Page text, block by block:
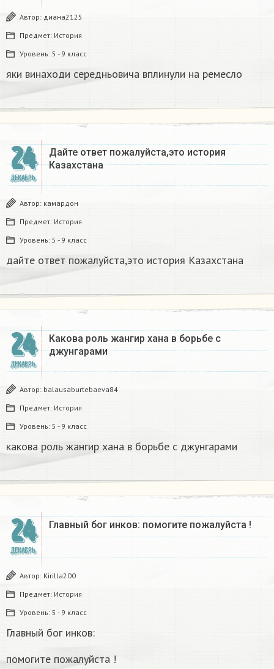
Автор: диана2125
Предмет: История
Уровень: 5 - 9 класс
яки винаходи середньовича вплинули на ремесло
24
ДЕКАБРЬ
Дайте ответ пожалуйста,это история
Казахстана
Автор: камардон
Предмет: История
Уровень: 5 - 9 класс
дайте ответ пожалуйста,это история Казахстана
24
ДЕКАБРЬ
Какова роль жангир хана в борьбе с
джунгарами​
Автор: balausaburtebaeva84
Предмет: История
Уровень: 5 - 9 класс
какова роль жангир хана в борьбе с джунгарами​
24
ДЕКАБРЬ
Главный бог инков: помогите пожалуйста !
Автор: Kirilla200
Предмет: История
Уровень: 5 - 9 класс
Главный бог инков:
помогите пожалуйста !